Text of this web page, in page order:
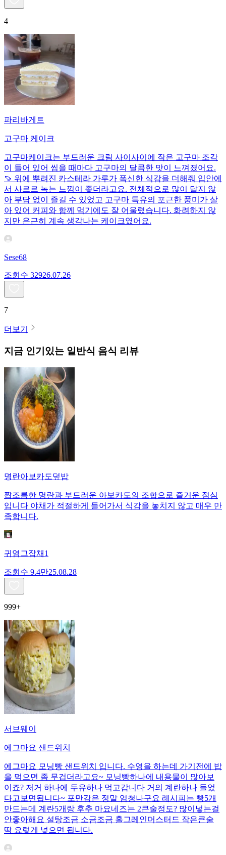
4
파리바게트
고구마 케이크
고구마케이크는 부드러운 크림 사이사이에 작은 고구마 조각
이 들어 있어 씹을 때마다 고구마의 달콤한 맛이 느껴졌어요.
🍠 위에 뿌려진 카스테라 가루가 폭신한 식감을 더해줘 입안에
서 사르르 녹는 느낌이 좋더라고요. 전체적으로 많이 달지 않
아 부담 없이 즐길 수 있었고 고구마 특유의 포근한 풍미가 살
아 있어 커피와 함께 먹기에도 잘 어울렸습니다. 화려하지 않
지만 은근히 계속 생각나는 케이크였어요.
Sese68
조회수 32926.07.26
7
더보기
지금 인기있는 일반식 음식 리뷰
명란아보카도덮밥
짭조름한 명란과 부드러운 아보카도의 조합으로 즐거운 점심
입니다 야채가 적절하게 들어가서 식감을 놓치지 않고 매우 만
족합니다.
귀염그잡채1
조회수 9.4만25.08.28
999+
서브웨이
에그마요 샌드위치
에그마요 모닝빵 샌드위치 입니다. 수영을 하는데 가기전에 밥
을 먹으면 좀 무겁더라고요~ 모닝빵하나에 내용물이 많아보
이죠? 저거 하나에 두유하나 먹고갑니다 거의 계란하나 들었
다고보면됩니다~ 포만감은 정말 엄청나구요 레시피는 빵5개
만드는데 계란5개랑 후추 마요네즈는 2큰술정도? 많이넣는걸
안좋아해요 설탕조금 소금조금 홀그레인머스터드 작은큰술
딱 요렇게 넣으면 됩니다.